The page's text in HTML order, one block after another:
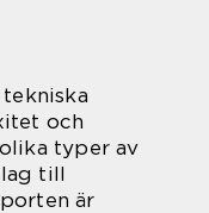
och
typer av
till
är